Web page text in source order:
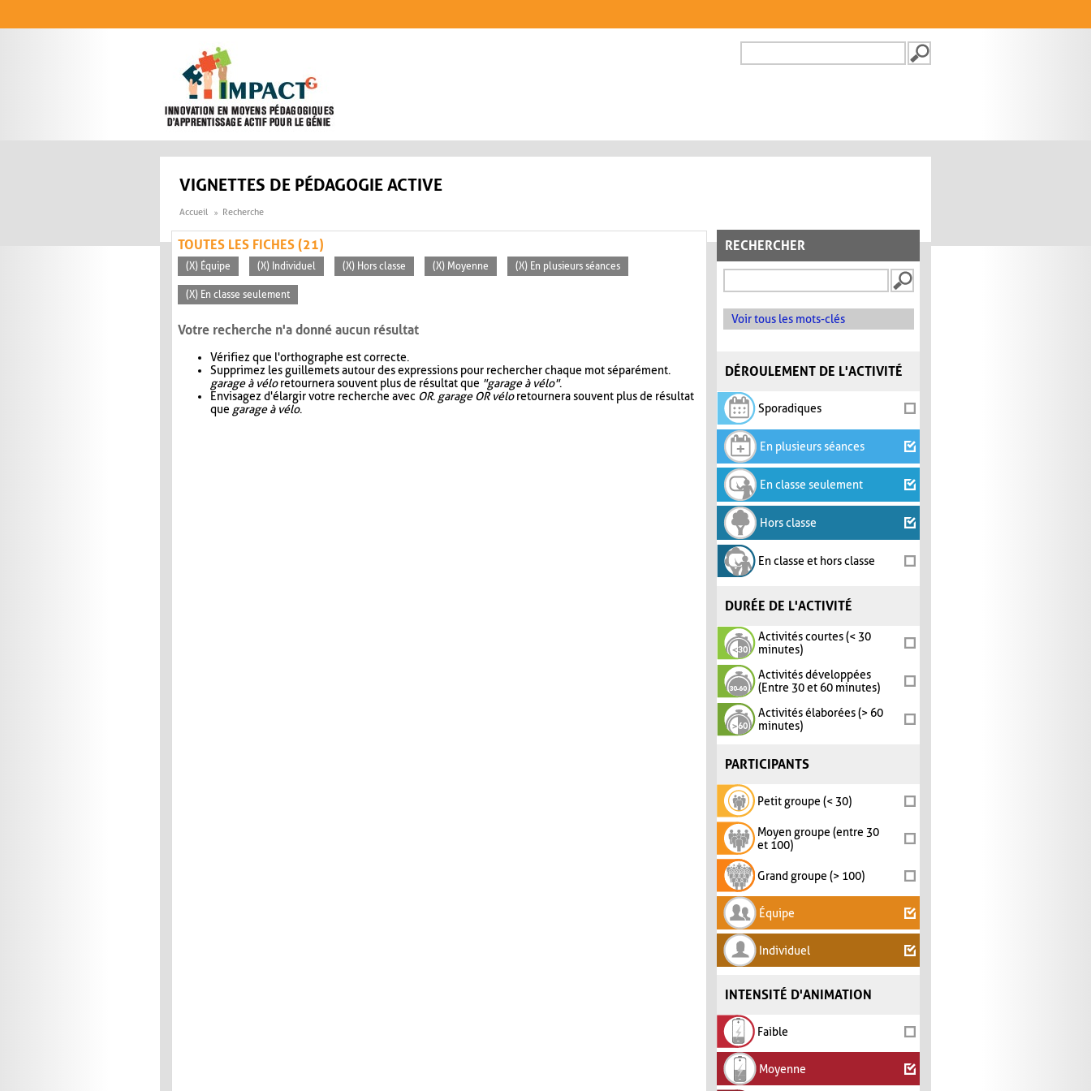
FORMULAIRE DE
VIGNETTES DE PÉDAGOGIE ACTIVE
Accueil Recherche
RECHERCHER
Voir tous les mots-clés
DÉROULEMENT DE L'ACTIVITÉ
Sporadiques
En plusieurs séances
En classe seulement
Hors classe
En classe et hors classe
DURÉE DE L'ACTIVITÉ
Activités courtes (< 30
minutes)
Activités développées
(Entre 30 et 60 minutes)
Activités élaborées (> 60
minutes)
PARTICIPANTS
Petit groupe (< 30)
Moyen groupe (entre 30
et 100)
Grand groupe (> 100)
Équipe
Individuel
INTENSITÉ D'ANIMATION
Faible
Moyenne
TOUTES LES FICHES (21)
(X) Équipe (X) Individuel (X) Hors classe (X) Moyenne (X) En plusieurs séances
(X) En classe seulement
Votre recherche n'a donné aucun résultat
Vérifiez que l'orthographe est correcte.
Supprimez les guillemets autour des expressions pour rechercher chaque mot séparément.
garage à véloretournera souvent plus de résultat que "garage à vélo".
Envisagez d'élargir votre recherche avec OR. garage OR véloretournera souvent plus de résultat
que garage à vélo.